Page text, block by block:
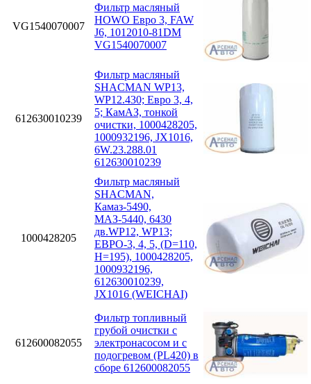
VG1540070007
Фильтр масляный
HOWO Евро 3, FAW
J6, 1012010-81DM
VG1540070007
612630010239
Фильтр масляный
SHACMAN WP13,
WP12.430; Eвро 3, 4,
5; КамАЗ, тонкой
очистки, 1000428205,
1000932196, JX1016,
6W.23.288.01
612630010239
1000428205
Фильтр масляный
SHACMAN,
Камаз-5490,
МАЗ-5440, 6430
дв.WP12, WP13;
ЕВРО-3, 4, 5, (D=110,
H=195), 1000428205,
1000932196,
612630010239,
JX1016 (WEICHAI)
612600082055
Фильтр топливный
грубой очистки с
электронасосом и с
подогревом (PL420) в
сборе 612600082055